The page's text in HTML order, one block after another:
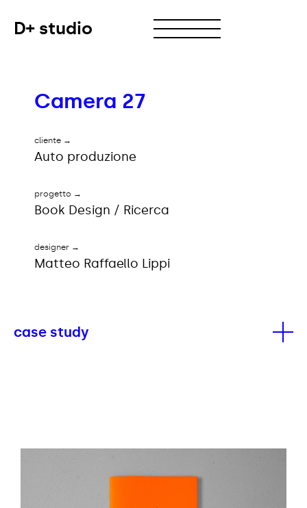
D+ studio
Camera 27
cliente→
Auto produzione
progetto →
Book Design / Ricerca
designer→
Matteo Raffaello Lippi
case study
disobbediente ma sostenibile al vivere